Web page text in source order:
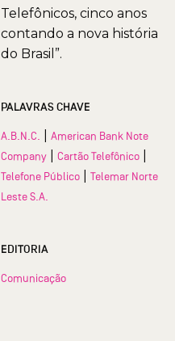
Telefônicos, cinco anos
contando a nova história
do Brasil”.
PALAVRAS CHAVE
A.B.N.C.
American Bank Note
Company
Cartão Telefônico
Telefone Público
Telemar Norte
Leste S.A.
EDITORIA
Comunicação